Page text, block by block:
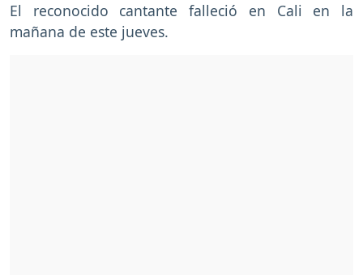
El reconocido cantante falleció en Cali en la
mañana de este jueves.